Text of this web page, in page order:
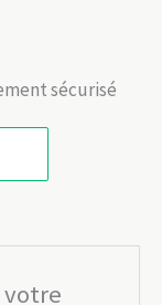
sécurisé
votre